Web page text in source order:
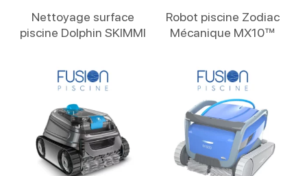
Nettoyage surface
piscine Dolphin SKIMMI
Robot piscine Zodiac
Mécanique MX10™